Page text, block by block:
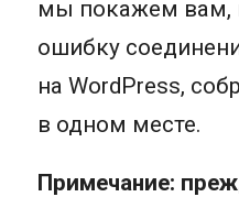
мы покажем вам,
ошибку
на WordPress,
в одном месте.
Примечание: